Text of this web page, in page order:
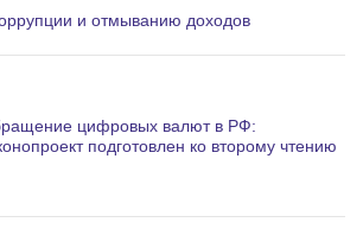
и отмыванию доходов
цифровых валют в РФ:
подготовлен ко второму чтению